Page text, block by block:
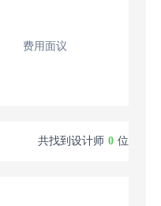
费用面议
共找到设计师 0 位